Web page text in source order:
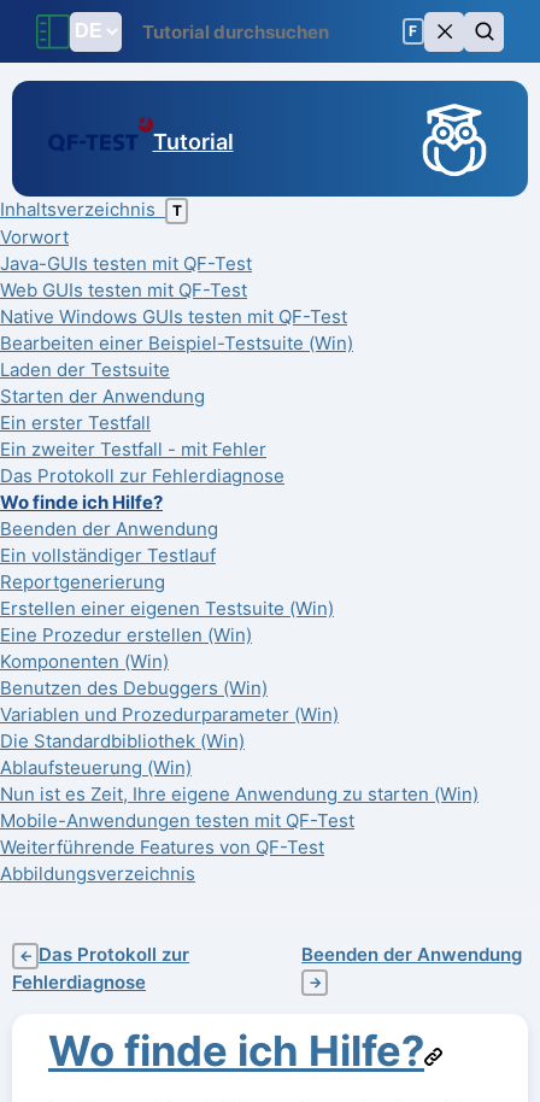
F
Tutorial
Inhaltsverzeichnis T
Vorwort
Java-GUIs testen mit QF-Test
Web GUIs testen mit QF-Test
Native Windows GUIs testen mit QF-Test
Bearbeiten einer Beispiel-Testsuite (Win)
Laden der Testsuite
Starten der Anwendung
Ein erster Testfall
Ein zweiter Testfall - mit Fehler
Das Protokoll zur Fehlerdiagnose
Wo finde ich Hilfe?
Beenden der Anwendung
Ein vollständiger Testlauf
Reportgenerierung
Erstellen einer eigenen Testsuite (Win)
Eine Prozedur erstellen (Win)
Komponenten (Win)
Benutzen des Debuggers (Win)
Variablen und Prozedurparameter (Win)
Die Standardbibliothek (Win)
Ablaufsteuerung (Win)
Nun ist es Zeit, Ihre eigene Anwendung zu starten (Win)
Mobile-Anwendungen testen mit QF-Test
Weiterführende Features von QF-Test
Abbildungsverzeichnis
← Das Protokoll zur
Fehlerdiagnose
Beenden der Anwendung
→
Wo finde ich Hilfe?